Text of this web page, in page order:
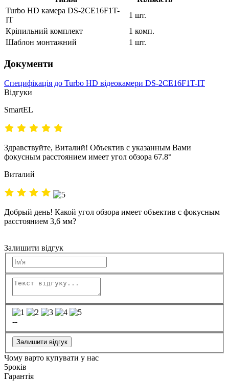
Turbo HD камера DS-2CE16F1T-
IT
1 шт.
Кріпильний комплект
1 комп.
Шаблон монтажний
1 шт.
Документи
Специфікація до Turbo HD відеокамери DS-2CE16F1T-IT
Відгуки
SmartEL
Здравствуйте, Виталий! Объектив с указанным Вами
фокусным расстоянием имеет угол обзора 67.8°
Виталий
Добрый день! Какой угол обзора имеет объектив с фокусным
расстоянием 3,6 мм?
Залишити відгук
--
Залишити відгук
Чому варто купувати у нас
5років
Гарантія